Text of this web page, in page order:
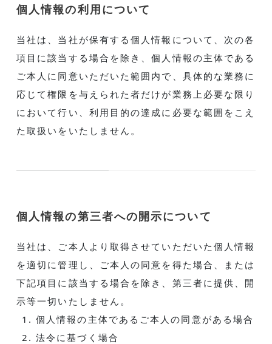
個人情報の利用について
当社は、当社が保有する個人情報について、次の各
項目に該当する場合を除き、個人情報の主体である
ご本人に同意いただいた範囲内で、具体的な業務に
応じて権限を与えられた者だけが業務上必要な限り
において行い、利用目的の達成に必要な範囲をこえ
た取扱いをいたしません。
個人情報の第三者への開示について
当社は、ご本人より取得させていただいた個人情報
を適切に管理し、ご本人の同意を得た場合、または
下記項目に該当する場合を除き、第三者に提供、開
示等一切いたしません。
個人情報の主体であるご本人の同意がある場合
法令に基づく場合